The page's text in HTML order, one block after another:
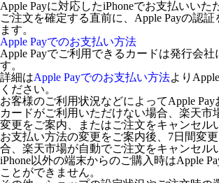
Apple Payに対応したiPhoneでお支払いいた
ご注文を確定する直前に、Apple Payの認証
ます。
Apple Payでのお支払い方法
Apple Payでご利用できるカードは発行会社
す。
詳細はApple Payでのお支払い方法より
ください。
お客様のご利用状況などによってApple Pay
カードがご利用いただけない場合、楽天市
変更をご案内、またはご注文をキャンセル
お支払い方法の変更をご案内後、7日間変
合、楽天市場が自動でご注文をキャンセル
iPhone以外の端末からのご購入時はApple
ことができません。